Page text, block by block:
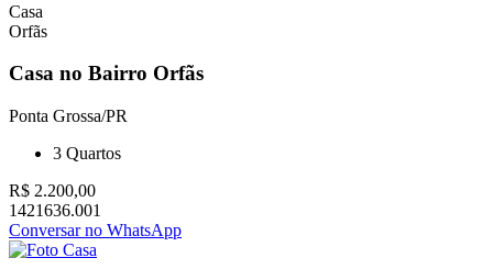
Casa
Orfãs
Casa no Bairro Orfãs
Ponta Grossa/PR
3 Quartos
R$ 2.200,00
1421636.001
Conversar no WhatsApp